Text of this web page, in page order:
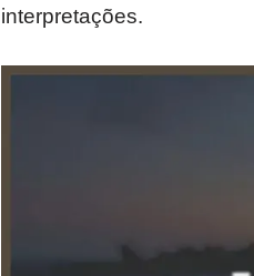
interpretações.